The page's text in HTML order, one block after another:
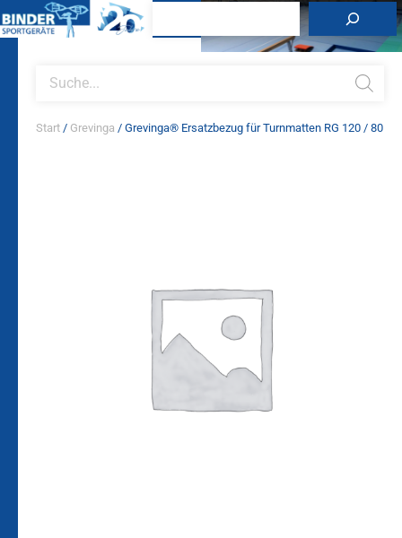
Inhalt
search
Start / Grevinga / Grevinga® Ersatzbezug für Turnmatten RG 120 / 80